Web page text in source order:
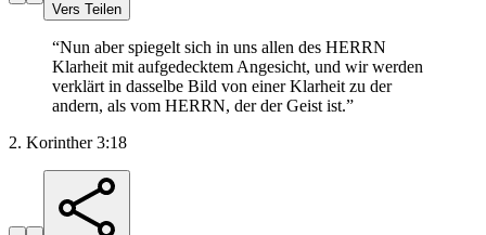
Vers Teilen
“Nun aber spiegelt sich in uns allen des HERRN
Klarheit mit aufgedecktem Angesicht, und wir werden
verklärt in dasselbe Bild von einer Klarheit zu der
andern, als vom HERRN, der der Geist ist.”
2. Korinther 3:18